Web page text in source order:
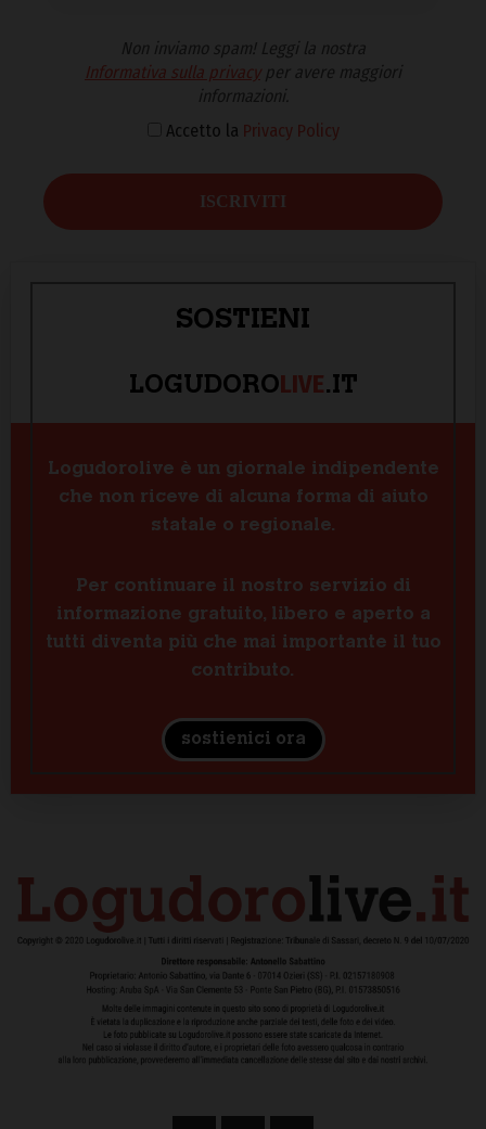
Non inviamo spam! Leggi la nostra
Informativa sulla privacyper avere maggiori
informazioni.
Accetto la Privacy Policy
SOSTIENI
LOGUDOROLIVE.IT
Logudorolive è un giornale indipendente
che non riceve di alcuna forma di aiuto
statale o regionale.
Per continuare il nostro servizio di
informazione gratuito, libero e aperto a
tutti diventa più che mai importante il tuo
contributo.
sostienici ora